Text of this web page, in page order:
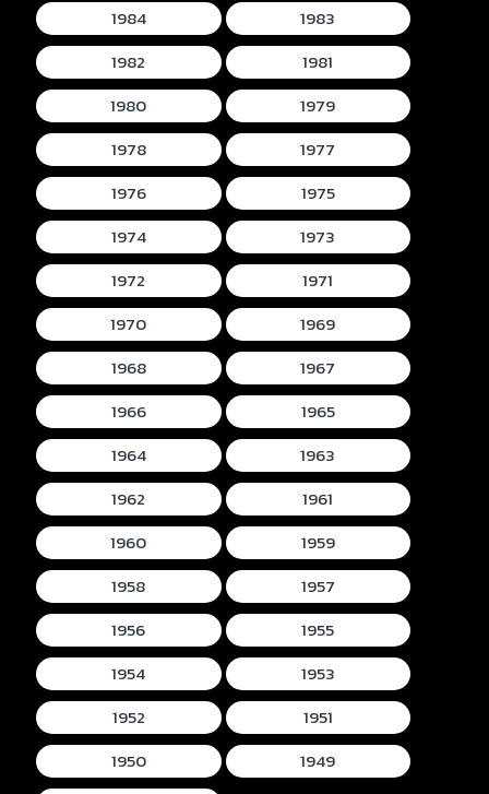
1984
1983
1982
1981
1980
1979
1978
1977
1976
1975
1974
1973
1972
1971
1970
1969
1968
1967
1966
1965
1964
1963
1962
1961
1960
1959
1958
1957
1956
1955
1954
1953
1952
1951
1950
1949